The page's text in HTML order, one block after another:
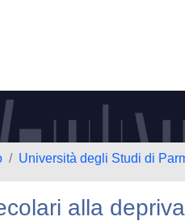
Università degli Studi di
alla